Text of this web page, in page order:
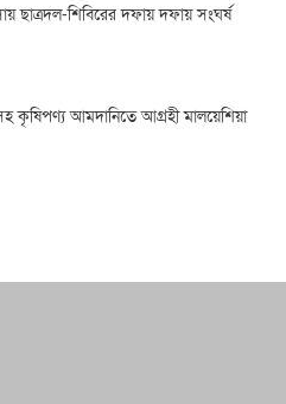
ছাত্রদল-শিবিরের দফায় দফায় সংঘর্ষ
কৃষিপণ্য আমদানিতে আগ্রহী মালয়েশিয়া